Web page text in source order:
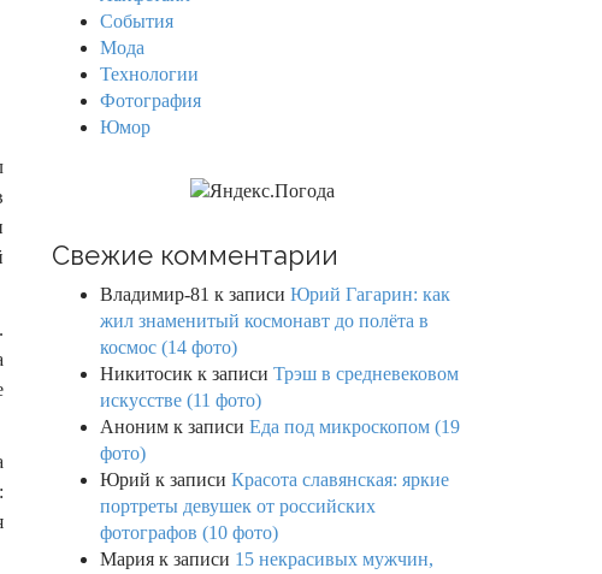
События
Мода
Технологии
Фотография
Юмор
Свежие комментарии
Владимир-81 к записи Юрий Гагарин: как
жил знаменитый космонавт до полёта в
космос (14 фото)
Никитосик к записи Трэш в средневековом
искусстве (11 фото)
Аноним к записи Еда под микроскопом (19
фото)
Юрий к записи Красота славянская: яркие
портреты девушек от российских
фотографов (10 фото)
Мария к записи 15 некрасивых мужчин,